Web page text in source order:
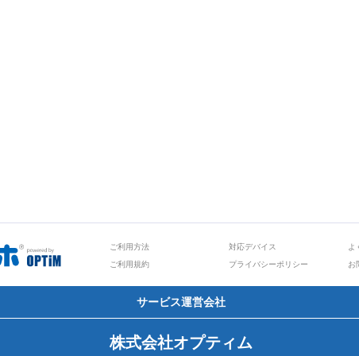
ご利用方法 対応デバイス
よ
ご利用規約
プライバシーポリシー お
サービス運営会社
株式会社オプティム